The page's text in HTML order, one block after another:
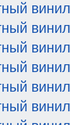
винил
винил
винил
винил
винил
винил